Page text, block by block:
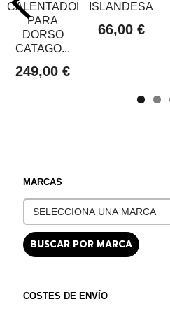
MARCAS
COSTES DE ENVÍO
CALENTADOR
PARA
DORSO
CATAGO...
249,00 €
ISLANDESA
66,00 €